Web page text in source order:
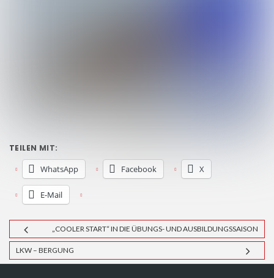
TEILEN MIT:
WhatsApp Facebook X
E-Mail
„COOLER START“ IN DIE ÜBUNGS- UND AUSBILDUNGSSAISON
LKW – BERGUNG